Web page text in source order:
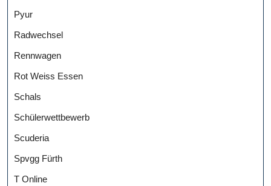
Pyur
Radwechsel
Rennwagen
Rot Weiss Essen
Schals
Schülerwettbewerb
Scuderia
Spvgg Fürth
T Online